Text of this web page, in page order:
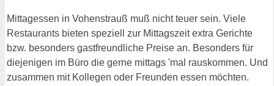
Mittagessen in Vohenstrauß muß nicht teuer sein. Viele
Restaurants bieten speziell zur Mittagszeit extra Gerichte
bzw. besonders gastfreundliche Preise an. Besonders für
diejenigen im Büro die gerne mittags 'mal rauskommen. Und
zusammen mit Kollegen oder Freunden essen möchten.